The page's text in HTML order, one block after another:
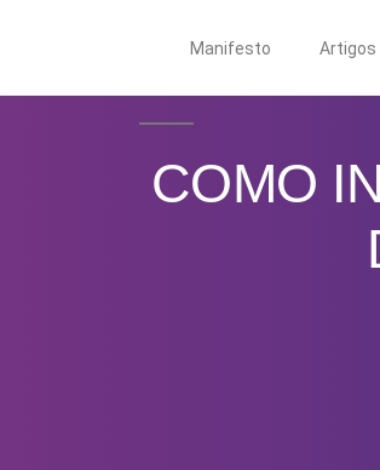
Manifesto Artigos
COMO